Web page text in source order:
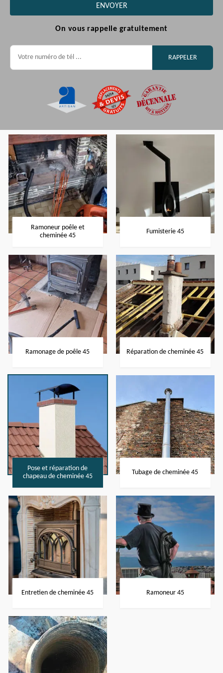
On vous rappelle gratuitement
Ramoneur poêle et
cheminée 45
Fumisterie 45
Ramonage de poêle 45 Réparation de cheminée 45
Pose et réparation de
chapeau de cheminée 45
Tubage de cheminée 45
Entretien de cheminée 45 Ramoneur 45